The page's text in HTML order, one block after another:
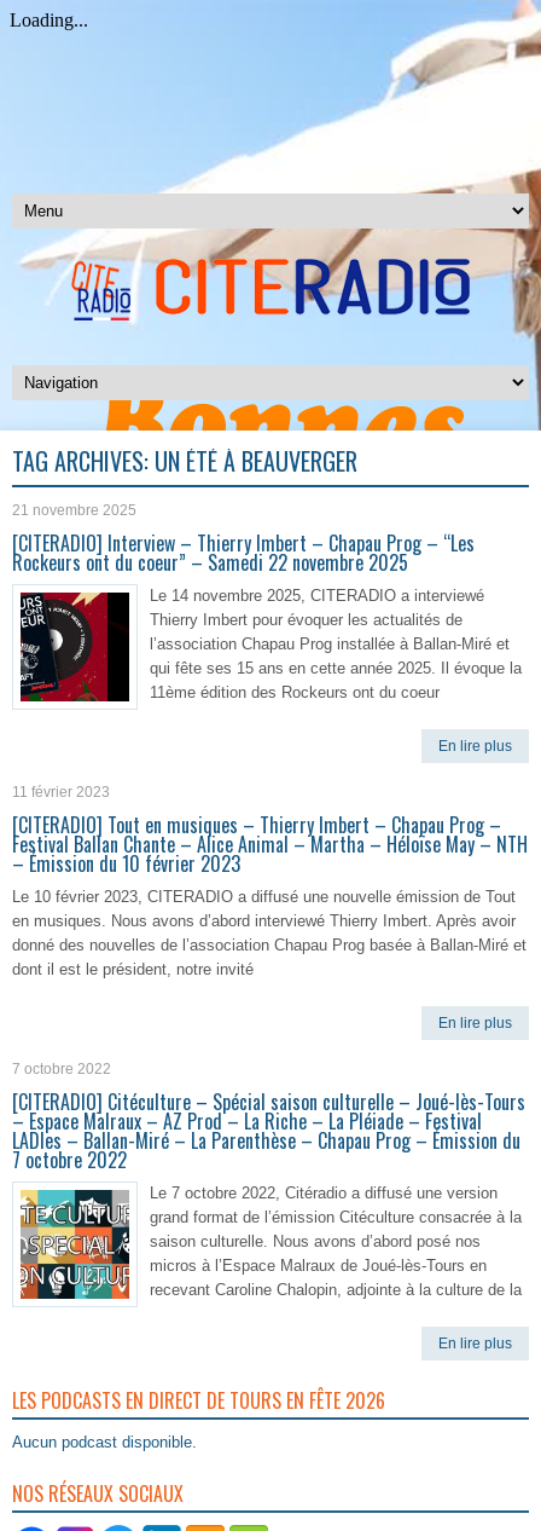
TAG ARCHIVES: UN ÉTÉ À BEAUVERGER
21 novembre 2025
[CITERADIO] Interview – Thierry Imbert – Chapau Prog – “Les
Rockeurs ont du coeur” – Samedi 22 novembre 2025
Le 14 novembre 2025, CITERADIO a interviewé
Thierry Imbert pour évoquer les actualités de
l’association Chapau Prog installée à Ballan-Miré et
qui fête ses 15 ans en cette année 2025. Il évoque la
11ème édition des Rockeurs ont du coeur
En lire plus
11 février 2023
[CITERADIO] Tout en musiques – Thierry Imbert – Chapau Prog –
Festival Ballan Chante – Alice Animal – Martha – Héloïse May – NTH
– Émission du 10 février 2023
Le 10 février 2023, CITERADIO a diffusé une nouvelle émission de Tout
en musiques. Nous avons d’abord interviewé Thierry Imbert. Après avoir
donné des nouvelles de l’association Chapau Prog basée à Ballan-Miré et
dont il est le président, notre invité
En lire plus
7 octobre 2022
[CITERADIO] Citéculture – Spécial saison culturelle – Joué-lès-Tours
– Espace Malraux – AZ Prod – La Riche – La Pléiade – Festival
LADIes – Ballan-Miré – La Parenthèse – Chapau Prog – Émission du
7 octobre 2022
Le 7 octobre 2022, Citéradio a diffusé une version
grand format de l’émission Citéculture consacrée à la
saison culturelle. Nous avons d’abord posé nos
micros à l’Espace Malraux de Joué-lès-Tours en
recevant Caroline Chalopin, adjointe à la culture de la
En lire plus
LES PODCASTS EN DIRECT DE TOURS EN FÊTE 2026
Aucun podcast disponible.
NOS RÉSEAUX SOCIAUX